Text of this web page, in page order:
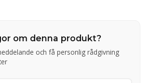
om denna produkt?
och få personlig rådgivning